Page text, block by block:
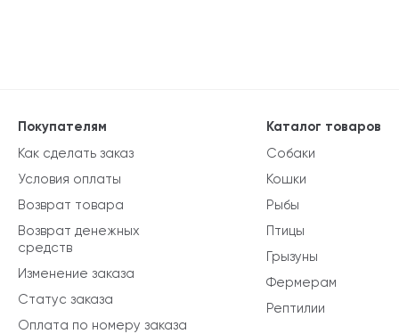
Каталог товаров
Собаки
Кошки
Рыбы
Птицы
Грызуны
Фермерам
Рептилии
Покупателям
Как сделать заказ
Условия оплаты
Возврат товара
Возврат денежных
средств
Изменение заказа
Статус заказа
Оплата по номеру заказа